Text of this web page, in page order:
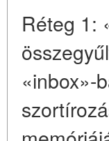
Réteg 1:
«inbox»-